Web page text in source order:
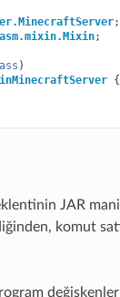
;
;
)
{
JAR
komut